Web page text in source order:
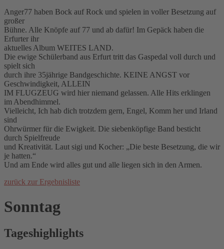
Anger77 haben Bock auf Rock und spielen in voller Besetzung auf
großer
Bühne. Alle Knöpfe auf 77 und ab dafür! Im Gepäck haben die
Erfurter ihr
aktuelles Album WEITES LAND.
Die ewige Schülerband aus Erfurt tritt das Gaspedal voll durch und
spielt sich
durch ihre 35jährige Bandgeschichte. KEINE ANGST vor
Geschwindigkeit, ALLEIN
IM FLUGZEUG wird hier niemand gelassen. Alle Hits erklingen
im Abendhimmel.
Vielleicht, Ich hab dich trotzdem gern, Engel, Komm her und Irland
sind
Ohrwürmer für die Ewigkeit. Die siebenköpfige Band besticht
durch Spielfreude
und Kreativität. Laut sigi und Kocher: „Die beste Besetzung, die wir
je hatten.“
Und am Ende wird alles gut und alle liegen sich in den Armen.
zurück zur Ergebnisliste
Sonntag
Tageshighlights